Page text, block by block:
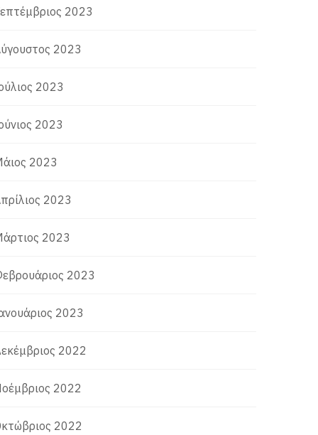
2023
2023
2023
2023
2023
2023
2023
2023
2023
2022
2022
2022